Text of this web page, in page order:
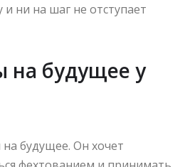
и ни на шаг не отступает
на будущее у
будущее. Он хочет